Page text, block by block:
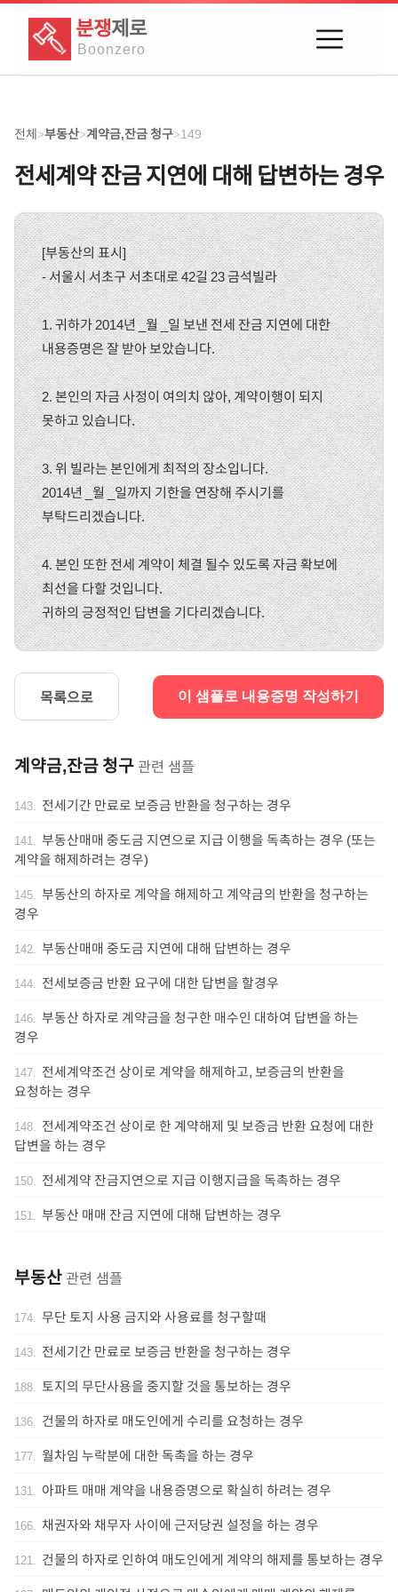
분쟁제로
Boonzero
전체>부동산>계약금,잔금 청구>149
전세계약 잔금 지연에 대해 답변하는 경우
[부동산의 표시]
- 서울시 서초구 서초대로 42길 23 금석빌라
1. 귀하가 2014년 _월 _일 보낸 전세 잔금 지연에 대한
내용증명은 잘 받아 보았습니다.
2. 본인의 자금 사정이 여의치 않아, 계약이행이 되지
못하고 있습니다.
3. 위 빌라는 본인에게 최적의 장소입니다.
2014년 _월 _일까지 기한을 연장해 주시기를
부탁드리겠습니다.
4. 본인 또한 전세 계약이 체결 될수 있도록 자금 확보에
최선을 다할 것입니다.
귀하의 긍정적인 답변을 기다리겠습니다.
목록으로 이 샘플로 내용증명 작성하기
계약금,잔금 청구 관련 샘플
143. 전세기간 만료로 보증금 반환을 청구하는 경우
141. 부동산매매 중도금 지연으로 지급 이행을 독촉하는 경우 (또는
계약을 해제하려는 경우)
145. 부동산의 하자로 계약을 해제하고 계약금의 반환을 청구하는
경우
142. 부동산매매 중도금 지연에 대해 답변하는 경우
144. 전세보증금 반환 요구에 대한 답변을 할경우
146. 부동산 하자로 계약금을 청구한 매수인 대하여 답변을 하는
경우
147. 전세계약조건 상이로 계약을 해제하고, 보증금의 반환을
요청하는 경우
148. 전세계약조건 상이로 한 계약해제 및 보증금 반환 요청에 대한
답변을 하는 경우
150. 전세계약 잔금지연으로 지급 이행지급을 독촉하는 경우
151. 부동산 매매 잔금 지연에 대해 답변하는 경우
부동산 관련 샘플
174. 무단 토지 사용 금지와 사용료를 청구할때
143. 전세기간 만료로 보증금 반환을 청구하는 경우
188. 토지의 무단사용을 중지할 것을 통보하는 경우
136. 건물의 하자로 매도인에게 수리를 요청하는 경우
177. 월차임 누락분에 대한 독촉을 하는 경우
131. 아파트 매매 계약을 내용증명으로 확실히 하려는 경우
166. 채권자와 채무자 사이에 근저당권 설정을 하는 경우
121. 건물의 하자로 인하여 매도인에게 계약의 해제를 통보하는 경우